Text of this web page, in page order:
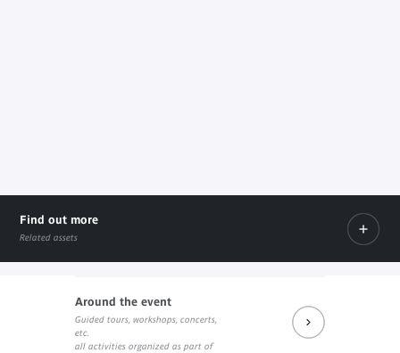
Find out more
Related assets
Prochains rendez-vous du salon de lecture J. Kerchache
Internal link
sur le site de l'éditeur
Around the event
Guided tours, workshops, concerts,
etc.
all activities organized as part of